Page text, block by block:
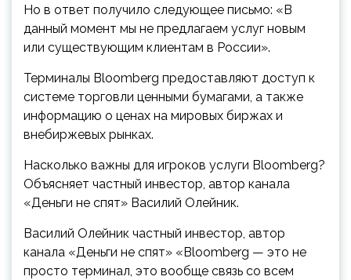
Но в ответ получило следующее письмо: «В
данный момент мы не предлагаем услуг новым
или существующим клиентам в России».
Терминалы Bloomberg предоставляют доступ к
системе торговли ценными бумагами, а также
информацию о ценах на мировых биржах и
внебиржевых рынках.
Насколько важны для игроков услуги Bloomberg?
Объясняет частный инвестор, автор канала
«Деньги не спят» Василий Олейник.
Василий Олейник частный инвестор, автор
канала «Деньги не спят» «Bloomberg — это не
просто терминал, это вообще связь со всем